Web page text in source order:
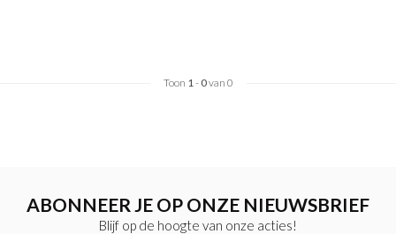
Toon 1- 0van 0
ABONNEER JE OP ONZE NIEUWSBRIEF
Blijf op de hoogte van onze acties!